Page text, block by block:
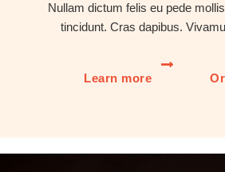
Nullam dictum felis eu pede
tincidunt. Cras dapibus.
Learn more